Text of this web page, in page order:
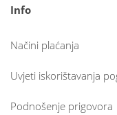
Info
Načini plaćanja
Uvjeti iskorištavanja
Podnošenje prigovora